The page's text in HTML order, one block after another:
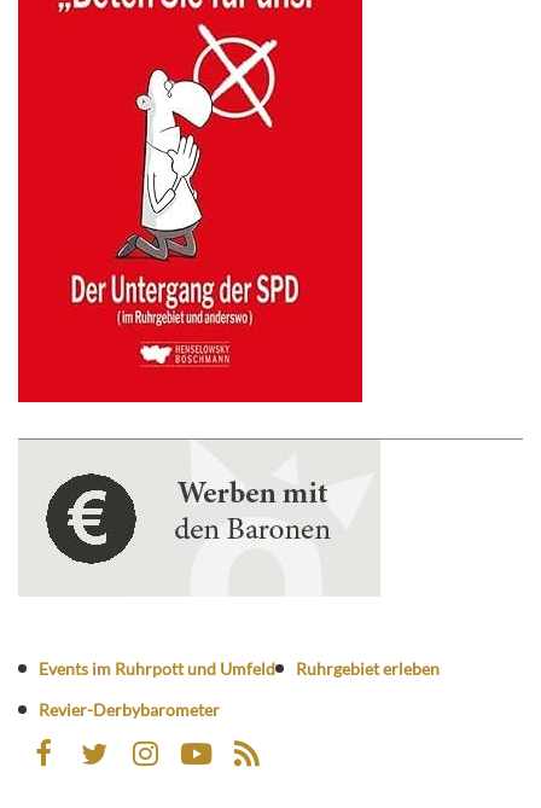
Events im Ruhrpott und Umfeld
Ruhrgebiet erleben
Revier-Derbybarometer